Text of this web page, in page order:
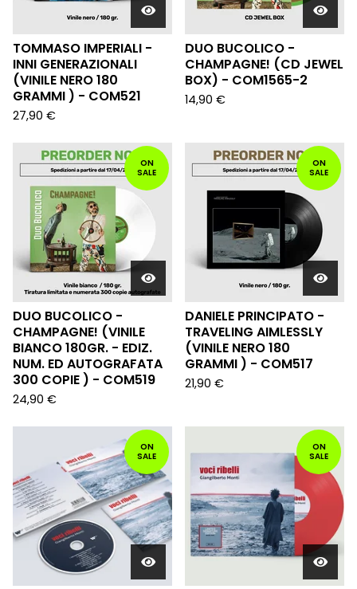
TOMMASO IMPERIALI -
INNI GENERAZIONALI
(VINILE NERO 180
GRAMMI ) - COM521
27,90 €
DUO BUCOLICO -
CHAMPAGNE! (CD JEWEL
BOX) - COM1565-2
14,90 €
ON
SALE
DUO BUCOLICO -
CHAMPAGNE! (VINILE
BIANCO 180GR. - EDIZ.
NUM. ED AUTOGRAFATA
300 COPIE ) - COM519
24,90 €
ON
SALE
DANIELE PRINCIPATO -
TRAVELING AIMLESSLY
(VINILE NERO 180
GRAMMI ) - COM517
21,90 €
ON
SALE
ON
SALE